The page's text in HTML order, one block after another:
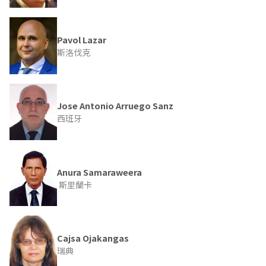
Pavol Lazar
斯洛伐克
Jose Antonio Arruego Sanz
西班牙
Anura Samaraweera
斯里蘭卡
Cajsa Ojakangas
瑞典